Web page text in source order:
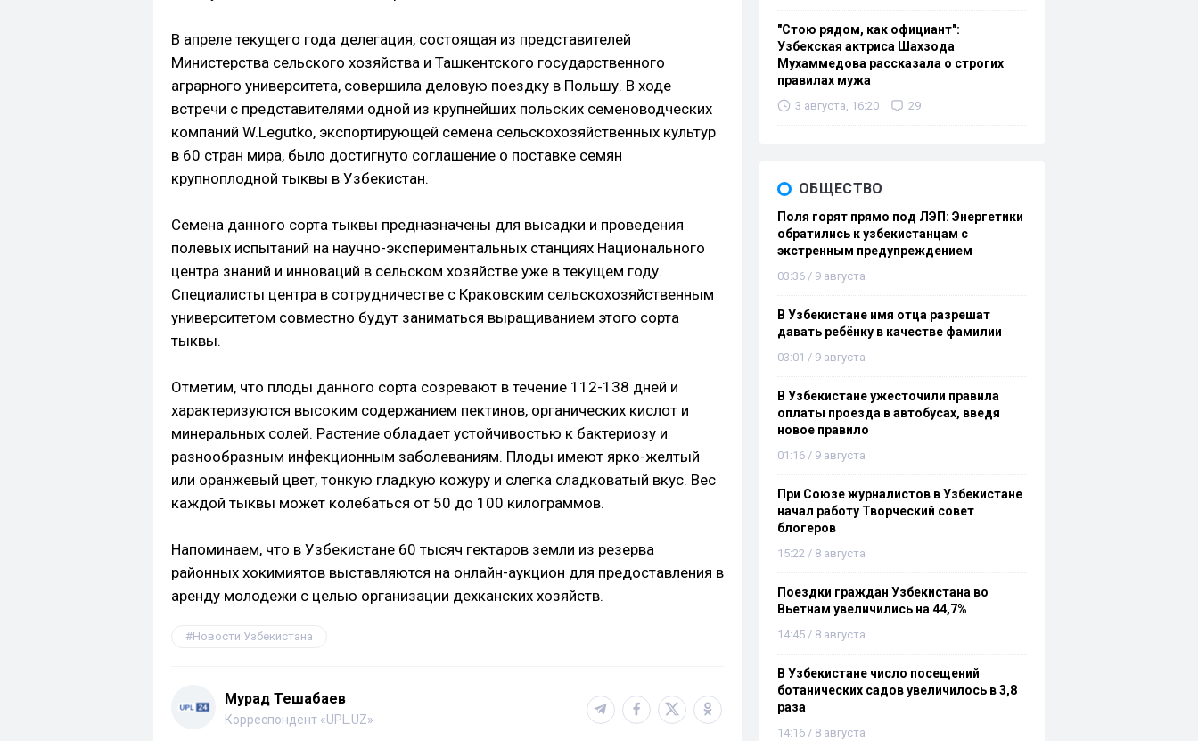
В апреле текущего года делегация, состоящая из представителей
Министерства сельского хозяйства и Ташкентского государственного
аграрного университета, совершила деловую поездку в Польшу. В ходе
встречи с представителями одной из крупнейших польских семеноводческих
компаний W.Legutko, экспортирующей семена сельскохозяйственных культур
в 60 стран мира, было достигнуто соглашение о поставке семян
крупноплодной тыквы в Узбекистан.
Семена данного сорта тыквы предназначены для высадки и проведения
полевых испытаний на научно-экспериментальных станциях Национального
центра знаний и инноваций в сельском хозяйстве уже в текущем году.
Специалисты центра в сотрудничестве с Краковским сельскохозяйственным
университетом совместно будут заниматься выращиванием этого сорта
тыквы.
Отметим, что плоды данного сорта созревают в течение 112-138 дней и
характеризуются высоким содержанием пектинов, органических кислот и
минеральных солей. Растение обладает устойчивостью к бактериозу и
разнообразным инфекционным заболеваниям. Плоды имеют ярко-желтый
или оранжевый цвет, тонкую гладкую кожуру и слегка сладковатый вкус. Вес
каждой тыквы может колебаться от 50 до 100 килограммов.
Напоминаем, что в Узбекистане 60 тысяч гектаров земли из резерва
районных хокимиятов выставляются на онлайн-аукцион для предоставления в
аренду молодежи с целью организации дехканских хозяйств.
Новости Узбекистана
Мурад Тешабаев
Корреспондент «UPL.UZ»
"Стою рядом, как официант":
Узбекская актриса Шахзода
Мухаммедова рассказала о строгих
правилах мужа
3 августа, 16:20 29
ОБЩЕСТВО
Поля горят прямо под ЛЭП: Энергетики
обратились к узбекистанцам с
экстренным предупреждением
03:36 / 9 августа
В Узбекистане имя отца разрешат
давать ребёнку в качестве фамилии
03:01 / 9 августа
В Узбекистане ужесточили правила
оплаты проезда в автобусах, введя
новое правило
01:16 / 9 августа
При Союзе журналистов в Узбекистане
начал работу Творческий совет
блогеров
15:22 / 8 августа
Поездки граждан Узбекистана во
Вьетнам увеличились на 44,7%
14:45 / 8 августа
В Узбекистане число посещений
ботанических садов увеличилось в 3,8
раза
14:16 / 8 августа